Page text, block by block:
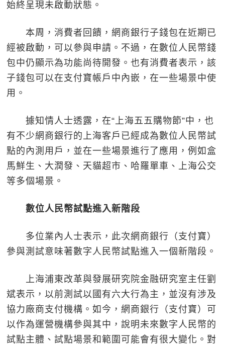
始終呈現未啟動狀態。
本周，消費者回饋，網商銀行子錢包在近期已
經被啟動，可以參與申請。不過，在數位人民幣錢
包中仍顯示為功能尚待開發。也有消費者表示，該
子錢包可以在支付寶帳戶中內嵌，在一些場景中使
用。
據知情人士透露，在“上海五五購物節”中，也
有不少網商銀行的上海客戶已經成為數位人民幣試
點的內測用戶，並在一些場景進行了應用，例如盒
馬鮮生、大潤發、天貓超市、哈羅單車、上海公交
等多個場景。
數位人民幣試點進入新階段
多位業內人士表示，此次網商銀行（支付寶）
參與測試意味著數字人民幣試點進入一個新階段。
上海浦東改革與發展研究院金融研究室主任劉
斌表示，以前測試以國有六大行為主，並沒有涉及
協力廠商支付機構。如今，網商銀行（支付寶）可
以作為運營機構參與其中，說明未來數字人民幣的
試點主體、試點場景和範圍可能會有很大變化。對